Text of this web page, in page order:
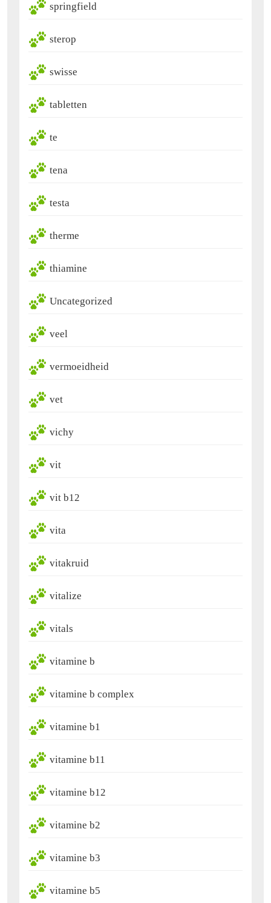
springfield
sterop
swisse
tabletten
te
tena
testa
therme
thiamine
Uncategorized
veel
vermoeidheid
vet
vichy
vit
vit b12
vita
vitakruid
vitalize
vitals
vitamine b
vitamine b complex
vitamine b1
vitamine b11
vitamine b12
vitamine b2
vitamine b3
vitamine b5